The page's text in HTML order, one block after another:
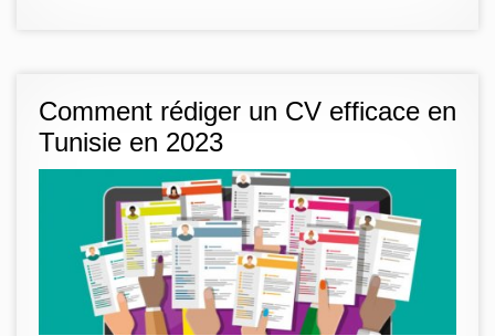
Comment rédiger un CV efficace en
Tunisie en 2023